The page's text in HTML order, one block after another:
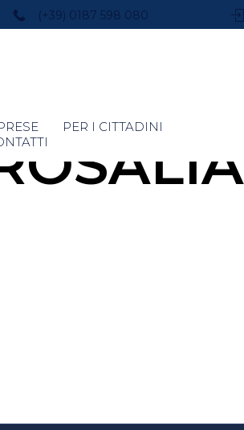
(+39) 0187 598 080
PER I CITTADINI